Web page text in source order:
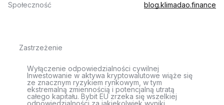
Społeczność
blog.klimadao.finance
Zastrzeżenie
Wyłączenie odpowiedzialności cywilnej
Inwestowanie w aktywa kryptowalutowe wiąże się
ze znacznym ryzykiem rynkowym, w tym
ekstremalną zmiennością i potencjalną utratą
całego kapitału. Bybit EU zrzeka się wszelkiej
odpowiedzialności za jakiekolwiek wyniki